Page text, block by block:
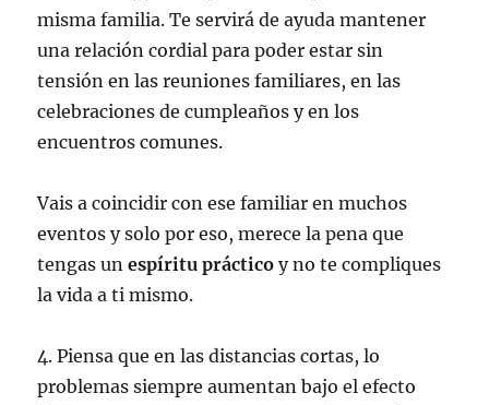
misma familia. Te servirá de ayuda mantener
una relación cordial para poder estar sin
tensión en las reuniones familiares, en las
celebraciones de cumpleaños y en los
encuentros comunes.
Vais a coincidir con ese familiar en muchos
eventos y solo por eso, merece la pena que
tengas unespíritu práctico y no te compliques
la vida a ti mismo.
4. Piensa que en las distancias cortas, lo
problemas siempre aumentan bajo el efecto